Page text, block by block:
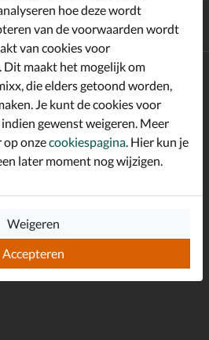
nieuwsbrief en ontvang €10,-
hoe deze wordt
van de voorwaarden wordt
van cookies voor
maakt het mogelijk om
die elders getoond worden,
Je kunt de cookies voor
gewenst weigeren. Meer
op onzecookiespagina . Hier kun je
later moment nog wijzigen.
Accepteren
Weigeren